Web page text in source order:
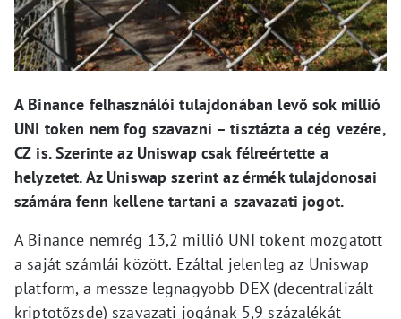
A Binance felhasználói tulajdonában levő sok millió
UNI token nem fog szavazni – tisztázta a cég vezére,
CZ is. Szerinte az Uniswap csak félreértette a
helyzetet. Az Uniswap szerint az érmék tulajdonosai
számára fenn kellene tartani a szavazati jogot.
A Binance nemrég 13,2 millió UNI tokent mozgatott
a saját számlái között. Ezáltal jelenleg az Uniswap
platform, a messze legnagyobb DEX (decentralizált
kriptotőzsde) szavazati jogának 5,9 százalékát